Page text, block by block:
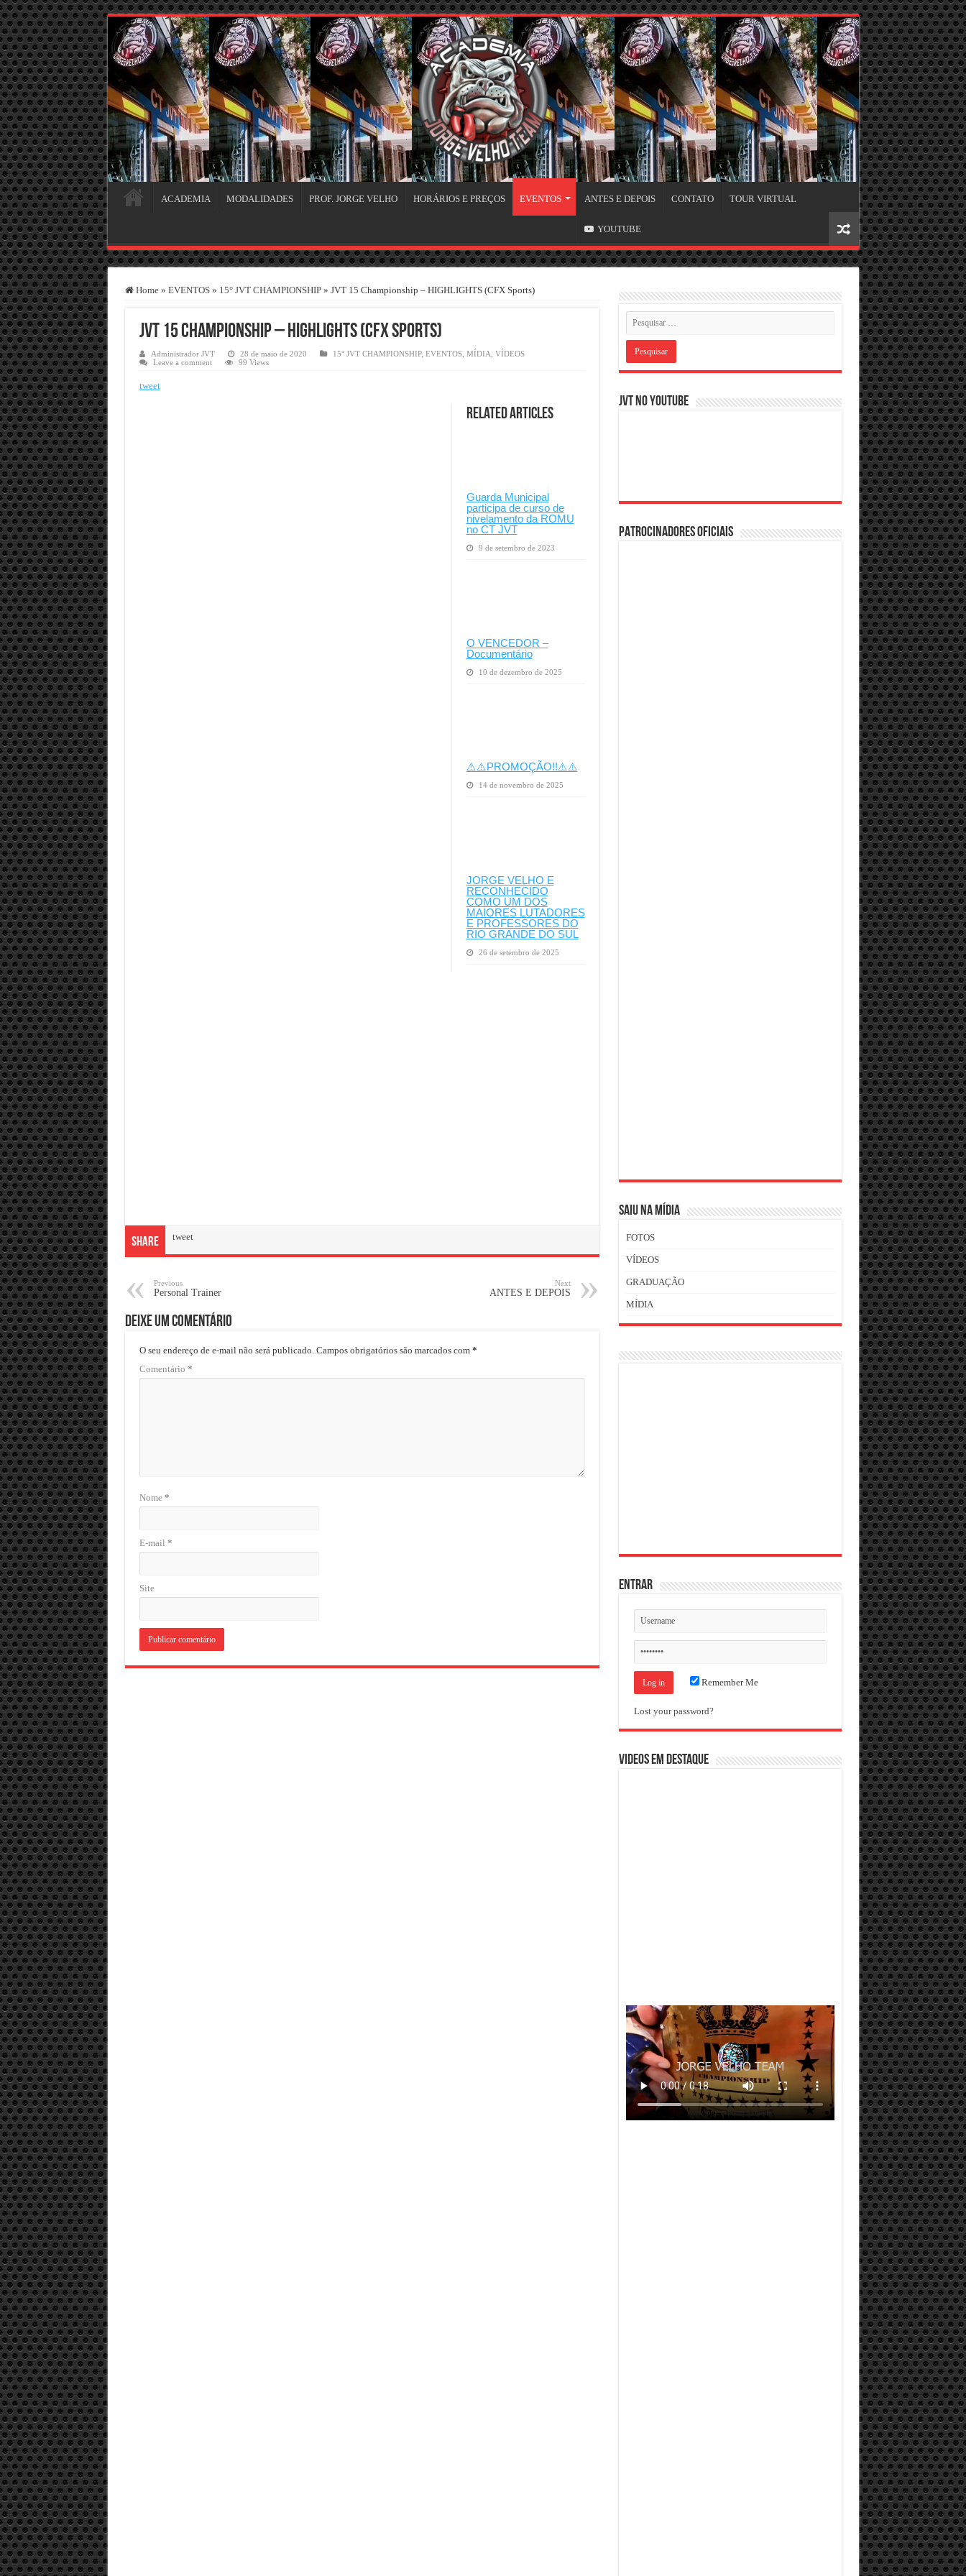
ACADEMIA MODALIDADES PROF. JORGE VELHO HORÁRIOS E PREÇOS EVENTOS ANTES E DEPOIS CONTATO TOUR VIRTUAL
YOUTUBE
Home » EVENTOS » 15° JVT CHAMPIONSHIP » JVT 15 Championship – HIGHLIGHTS (CFX Sports)
JVT 15 Championship – HIGHLIGHTS (CFX Sports)
Administrador JVT 28 de maio de 2020 15° JVT CHAMPIONSHIP, EVENTOS, MÍDIA VÍDEOS
Leave a comment
99 Views
tweet
Related Articles
Guarda Municipal
participa de curso de
nivelamento da ROMU
no CT JVT
9 de setembro de 2023
O VENCEDOR –
Documentário
10 de dezembro de 2025
⚠️⚠️PROMOÇÃO!!⚠️⚠️
14 de novembro de 2025
JORGE VELHO E
RECONHECIDO
COMO UM DOS
MAIORES LUTADORES
E PROFESSORES DO
RIO GRANDE DO SUL
26 de setembro de 2025
Share tweet
Previous
Personal Trainer
Next
ANTES E DEPOIS
Deixe um comentário
O seu endereço de e-mail não será publicado. Campos obrigatórios são marcados com *
Comentário *
Nome *
E-mail *
Site
JVT NO YOUTUBE
PATROCINADORES OFICIAIS
SAIU NA MÍDIA
FOTOS
VÍDEOS
GRADUAÇÃO
MÍDIA
ENTRAR
Remember Me
Lost your password?
VIDEOS EM DESTAQUE